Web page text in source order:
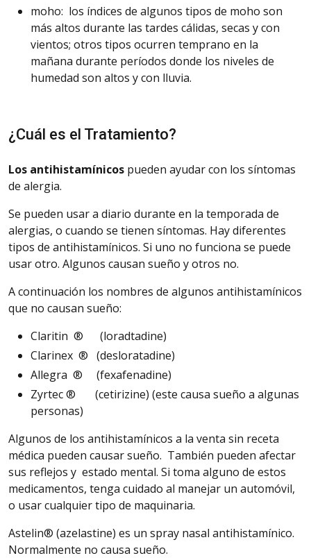
moho: los índices de algunos tipos de moho son
más altos durante las tardes cálidas, secas y con
vientos; otros tipos ocurren temprano en la
mañana durante períodos donde los niveles de
humedad son altos y con lluvia.
¿Cuál es el Tratamiento?
Los antihistamínicos pueden ayudar con los síntomas
de alergia.
Se pueden usar a diario durante en la temporada de
alergias, o cuando se tienen síntomas. Hay diferentes
tipos de antihistamínicos. Si uno no funciona se puede
usar otro. Algunos causan sueño y otros no.
A continuación los nombres de algunos antihistamínicos
que no causan sueño:
Claritin ® (loradtadine)
Clarinex ® (desloratadine)
Allegra ® (fexafenadine)
Zyrtec® (cetirizine) (este causa sueño a algunas
personas)
Algunos de los antihistamínicos a la venta sin receta
médica pueden causar sueño. También pueden afectar
sus reflejos y estado mental. Si toma alguno de estos
medicamentos, tenga cuidado al manejar un automóvil,
o usar cualquier tipo de maquinaria.
Astelin® (azelastine) es un spray nasal antihistamínico.
Normalmente no causa sueño.